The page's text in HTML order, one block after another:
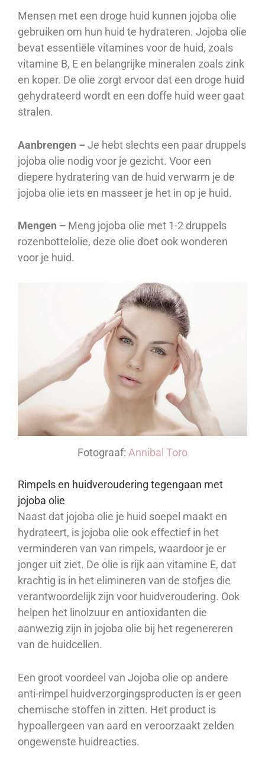
Mensen met een droge huid kunnen jojoba olie
gebruiken om hun huid te hydrateren. Jojoba olie
bevat essentiële vitamines voor de huid, zoals
vitamine B, E en belangrijke mineralen zoals zink
en koper. De olie zorgt ervoor dat een droge huid
gehydrateerd wordt en een doffe huid weer gaat
stralen.
Aanbrengen –Je hebt slechts een paar druppels
jojoba olie nodig voor je gezicht. Voor een
diepere hydratering van de huid verwarm je de
jojoba olie iets en masseer je het in op je huid.
Mengen – Meng jojoba olie met 1-2 druppels
rozenbottelolie, deze olie doet ook wonderen
voor je huid.
Fotograaf: Annibal Toro
Rimpels en huidveroudering tegengaan met
jojoba olie
Naast dat jojoba olie je huid soepel maakt en
hydrateert, is jojoba olie ook effectief in het
verminderen van van rimpels, waardoor je er
jonger uit ziet. De olie is rijk aan vitamine E, dat
krachtig is in het elimineren van de stofjes die
verantwoordelijk zijn voor huidveroudering. Ook
helpen het linolzuur en antioxidanten die
aanwezig zijn in jojoba olie bij het regenereren
van de huidcellen.
Een groot voordeel van Jojoba olie op andere
anti-rimpel huidverzorgingsproducten is er geen
chemische stoffen in zitten. Het product is
hypoallergeen van aard en veroorzaakt zelden
ongewenste huidreacties.